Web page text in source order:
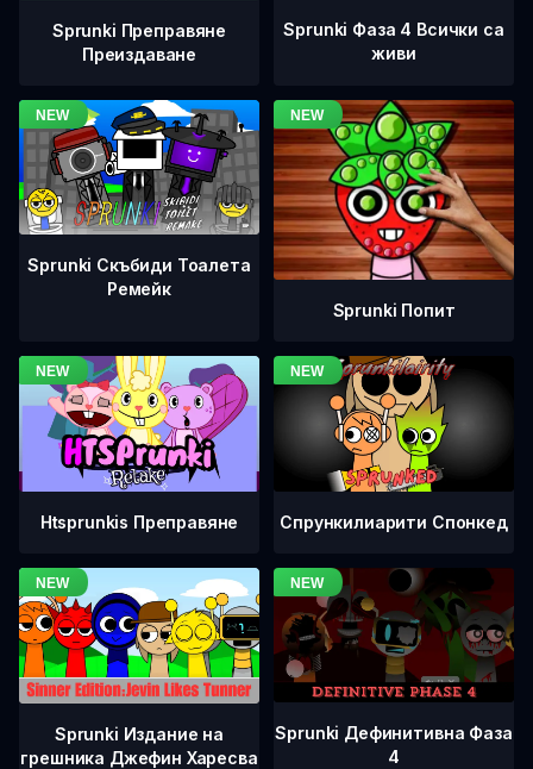
Sprunki Преправяне
Преиздаване
Sprunki Фаза 4 Всички са
живи
Sprunki Скъбиди Тоалета
Ремейк
Sprunki Попит
Htsprunkis Преправяне Спрункилиарити Спонкед
Sprunki Издание на
грешника Джефин Харесва
Sprunki Дефинитивна Фаза
4